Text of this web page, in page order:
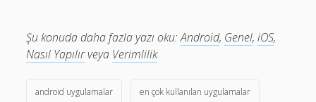
Şu konuda daha fazla yazı oku: Android, Genel,iOS,
Nasıl Yapılırveya Verimlilik
android uygulamalar en çok kullanılan uygulamalar